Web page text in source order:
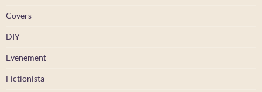
Covers
DIY
Evenement
Fictionista